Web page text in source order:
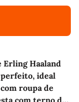
Erling Haaland
perfeito, ideal
roupa de
com terno de